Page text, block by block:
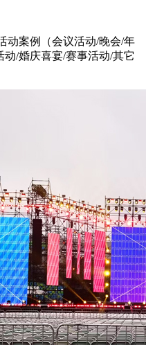
动案例（会议活动/晚会/年
/婚庆喜宴/赛事活动/其它